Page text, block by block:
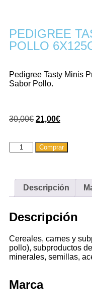
PEDIGREE
POLLO
Pedigree Tasty Minis
Sabor Pollo.
30,00€ 21,00€
Comprar
Descripción
Descripción
Cereales, carnes y
pollo), subproductos
minerales, semillas,
Marca